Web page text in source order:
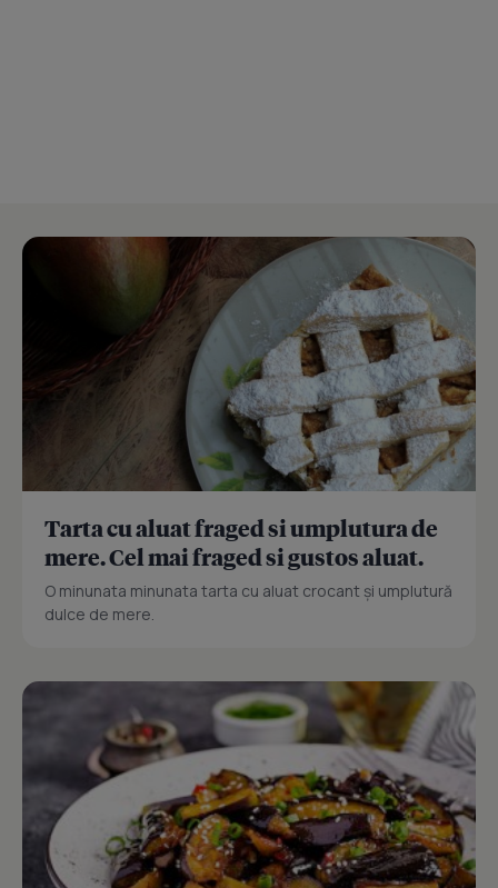
Tarta cu aluat fraged si umplutura de
mere. Cel mai fraged si gustos aluat.
O minunata minunata tarta cu aluat crocant și umplutură
dulce de mere.